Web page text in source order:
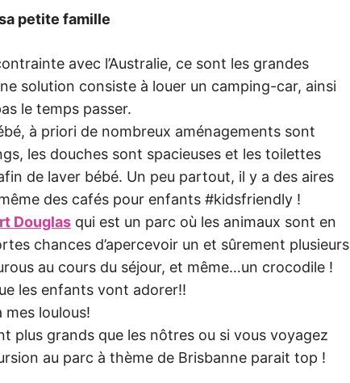
petite famille
avec l’Australie, ce sont les grandes
solution consiste à louer un camping-car, ainsi
le temps passer.
à priori de nombreux aménagements sont
les douches sont spacieuses et les toilettes
de laver bébé. Un peu partout, il y a des aires
des cafés pour enfants #kidsfriendly !
Douglas qui est un parc où les animaux sont en
chances d’apercevoir un et sûrement plusieurs
au cours du séjour, et même…un crocodile !
les enfants vont adorer!!
mes loulous!
plus grands que les nôtres ou si vous voyagez
au parc à thème de Brisbanne parait top !